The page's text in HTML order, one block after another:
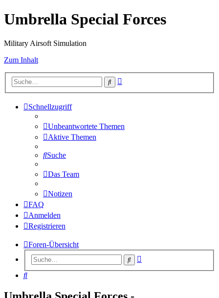
Umbrella Special Forces
Military Airsoft Simulation
Zum Inhalt
Suche
Schnellzugriff
Unbeantwortete Themen
Aktive Themen
Suche
Das Team
Notizen
FAQ
Anmelden
Registrieren
Foren-Übersicht
Suche
Suche